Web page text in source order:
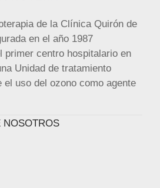
de la Clínica Quirón de
en el año 1987
primer centro hospitalario en
Unidad de tratamiento
el uso del ozono como agente
NOSOTROS